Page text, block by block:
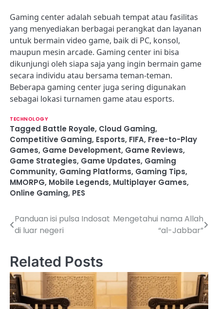
Gaming center adalah sebuah tempat atau fasilitas
yang menyediakan berbagai perangkat dan layanan
untuk bermain video game, baik di PC, konsol,
maupun mesin arcade. Gaming center ini bisa
dikunjungi oleh siapa saja yang ingin bermain game
secara individu atau bersama teman-teman.
Beberapa gaming center juga sering digunakan
sebagai lokasi turnamen game atau esports.
TECHNOLOGY
Tagged Battle Royale, Cloud Gaming,
Competitive Gaming, Esports, FIFA, Free-to-Play
Games, Game Development, Game Reviews,
Game Strategies, Game Updates, Gaming
Community, Gaming Platforms, Gaming Tips,
MMORPG, Mobile Legends, Multiplayer Games,
Online Gaming, PES
P
s
t
n
Panduan isi pulsa Indosat
di luar negeri
Mengetahui nama Allah
“al-Jabbar”
Related Posts